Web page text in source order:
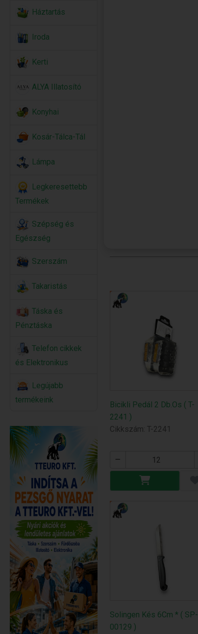
Háztartás
Iroda
Kerti
ALYA Illatosító
Konyhai
Kosár-Tálca-Tál
Lámpa
Legkeresettebb
Termékek
Szépség és
Egészség
Szerszám
Takaristás
Táska és
Pénztáska
Telefon cikkek
és Elektronikus
Legújabb
termékeink
Bicikli Pedál 2 Db.Os ( T-
2241 )
Cikkszám: T-2241
Solingen Kés 6Cm * ( SP-
00129 )